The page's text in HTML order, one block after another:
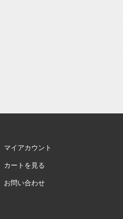
マイアカウント
カートを見る
お問い合わせ